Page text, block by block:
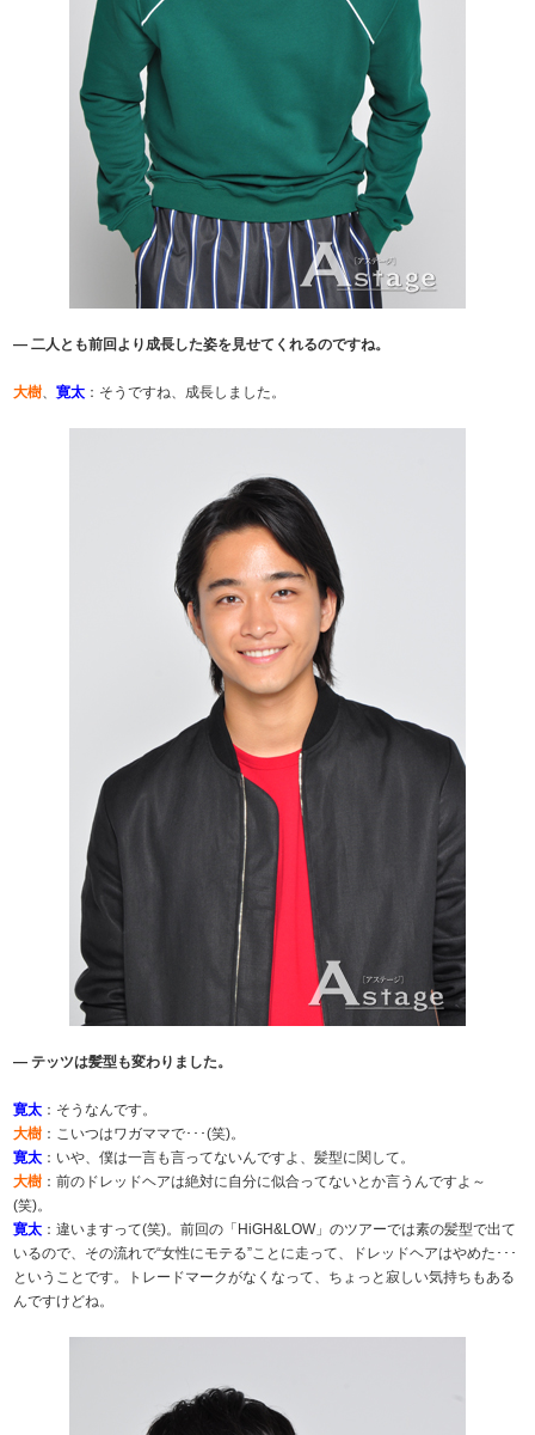
― 二人とも前回より成長した姿を見せてくれるのですね。
大樹 、寛太 ：そうですね、成長しました。
― テッツは髪型も変わりました。
寛太 ：そうなんです。
大樹 ：こいつはワガママで･･･(笑)。
寛太 ：いや、僕は一言も言ってないんですよ、髪型に関して。
大樹 ：前のドレッドヘアは絶対に自分に似合ってないとか言うんですよ～
(笑)。
寛太 ：違いますって(笑)。前回の「HiGH&LOW」のツアーでは素の髪型で出て
いるので、その流れで“女性にモテる”ことに走って、ドレッドヘアはやめた･･･
ということです。トレードマークがなくなって、ちょっと寂しい気持ちもある
んですけどね。